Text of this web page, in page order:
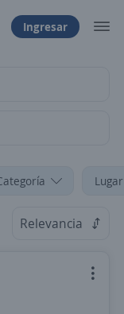
Ingresar
Relevancia